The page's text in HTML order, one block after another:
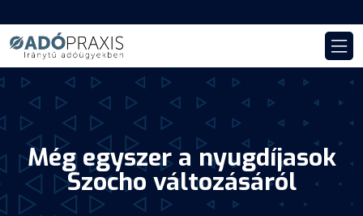
Még egyszer a nyugdíjasok
Szocho változásáról